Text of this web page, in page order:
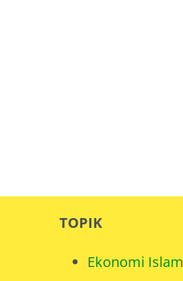
TOPIK
Ekonomi Islam